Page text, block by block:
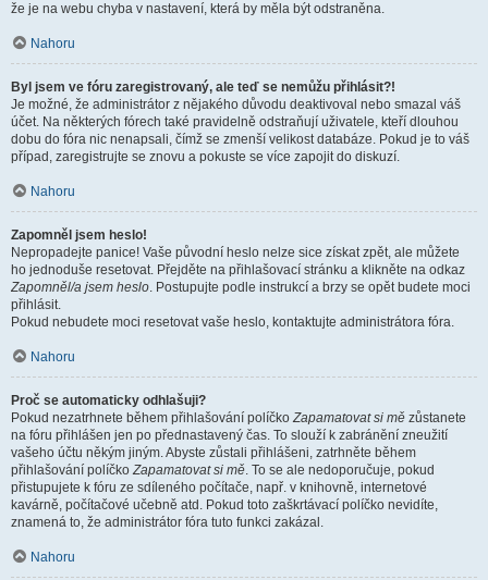
že je na webu chyba v nastavení, která by měla být odstraněna.
Nahoru
Byl jsem ve fóru zaregistrovaný, ale teď se nemůžu přihlásit?!
Je možné, že administrátor z nějakého důvodu deaktivoval nebo smazal váš
účet. Na některých fórech také pravidelně odstraňují uživatele, kteří dlouhou
dobu do fóra nic nenapsali, čímž se zmenší velikost databáze. Pokud je to váš
případ, zaregistrujte se znovu a pokuste se více zapojit do diskuzí.
Nahoru
Zapomněl jsem heslo!
Nepropadejte panice! Vaše původní heslo nelze sice získat zpět, ale můžete
ho jednoduše resetovat. Přejděte na přihlašovací stránku a klikněte na odkaz
Zapomněl/a jsem heslo. Postupujte podle instrukcí a brzy se opět budete moci
přihlásit.
Pokud nebudete moci resetovat vaše heslo, kontaktujte administrátora fóra.
Nahoru
Proč se automaticky odhlašuji?
Pokud nezatrhnete během přihlašování políčkoZapamatovat si mě zůstanete
na fóru přihlášen jen po přednastavený čas. To slouží k zabránění zneužití
vašeho účtu někým jiným. Abyste zůstali přihlášeni, zatrhněte během
přihlašování políčkoZapamatovat si mě. To se ale nedoporučuje, pokud
přistupujete k fóru ze sdíleného počítače, např. v knihovně, internetové
kavárně, počítačové učebně atd. Pokud toto zaškrtávací políčko nevidíte,
znamená to, že administrátor fóra tuto funkci zakázal.
Nahoru